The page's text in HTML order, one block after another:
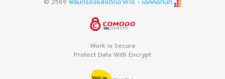
© 2569 ฟิล์มกรองแสงติดอาคาร - เอ็คคอทินท์
Work is Secure
Protect Data With Encrypt